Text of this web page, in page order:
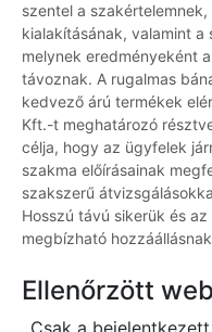
szentel a
kialakításának, valamint
melynek eredményeként
távoznak. A rugalmas
kedvező árú termékek
Kft.-t meghatározó
célja, hogy az ügyfelek
szakma előírásainak
szakszerű
Hosszú távú sikerük és
megbízható
Ellenőrzött